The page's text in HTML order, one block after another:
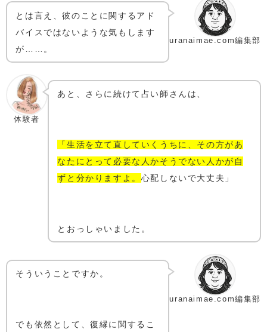
uranaimae.com編集部
とは言え、彼のことに関するアド
バイスではないような気もします
が……。
体験者
あと、さらに続けて占い師さんは、
「生活を立て直していくうちに、その方があ
なたにとって必要な人かそうでない人かが自
ずと分かりますよ。 心配しないで大丈夫」
とおっしゃいました。
uranaimae.com編集部
そういうことですか。
でも依然として、復縁に関するこ